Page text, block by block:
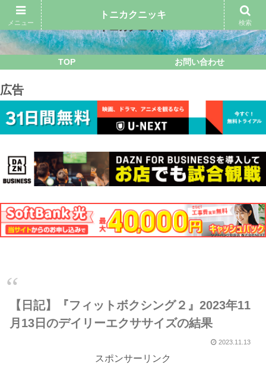
TOP お問い合わせ
広告
【日記】『フィットボクシング２』2023年11
月13日のデイリーエクササイズの結果
2023.11.13
スポンサーリンク
メニュー
トニカクニッキ
検索